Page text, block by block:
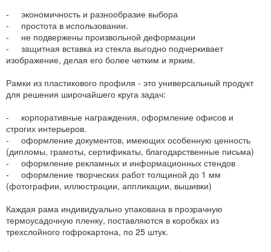
- экономичность и разнообразие выбора
- простота в использовании.
- не подвержены произвольной деформации
- защитная вставка из стекла выгодно подчеркивает
изображение, делая его более четким и ярким.
Рамки из пластикового профиля - это универсальный продукт
для решения широчайшего круга задач:
- корпоративные награждения, оформление офисов и
строгих интерьеров.
- оформление документов, имеющих особенную ценность
(дипломы, грамоты, сертификаты, благодарственные письма)
- оформление рекламных и информационных стендов
- оформление творческих работ толщиной до 1 мм
(фотографии, иллюстрации, аппликации, вышивки)
Каждая рама индивидуально упакована в прозрачную
термоусадочную пленку, поставляются в коробках из
трехслойного гофрокартона, по 25 штук.